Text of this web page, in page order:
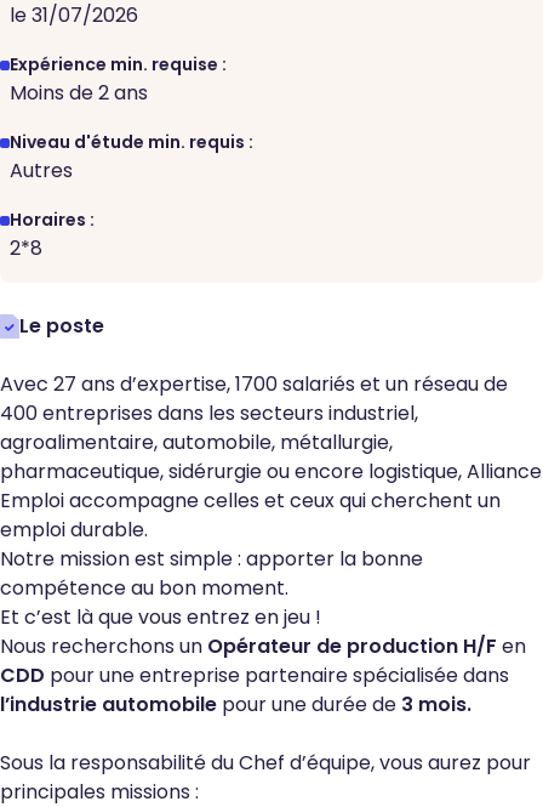
le 31/07/2026
Expérience min. requise :
Moins de 2 ans
Niveau d'étude min. requis :
Autres
Horaires :
2*8
Le poste
Avec 27 ans d’expertise, 1700 salariés et un réseau de
400 entreprises dans les secteurs industriel,
agroalimentaire, automobile, métallurgie,
pharmaceutique, sidérurgie ou encore logistique, Alliance
Emploi accompagne celles et ceux qui cherchent un
emploi durable.
Notre mission est simple : apporter la bonne
compétence au bon moment.
Et c’est là que vous entrez en jeu !
Nous recherchons un Opérateur de production H/F en
CDD pour une entreprise partenaire spécialisée dans
l’industrie automobile pour une durée de 3 mois.
Sous la responsabilité du Chef d’équipe, vous aurez pour
principales missions :